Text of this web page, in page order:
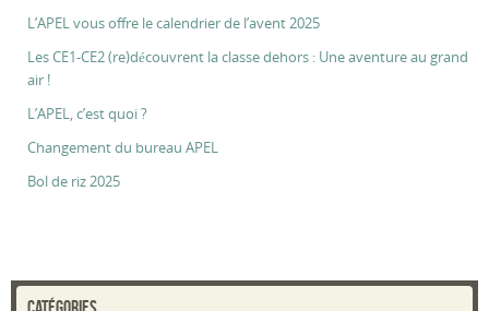
L’APEL vous offre le calendrier de l’avent 2025
Les CE1-CE2 (re)découvrent la classe dehors : Une aventure au grand
air !
L’APEL, c’est quoi ?
Changement du bureau APEL
Bol de riz 2025